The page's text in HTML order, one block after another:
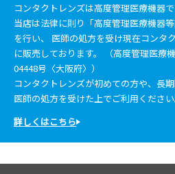
コンタクトレンズは高度管理医療機器で
当店は法律に則り「高度管理医療機器
を行い、 医師の処方を受け現在コンタ
に販売しております。 （高度管理医療
04448号〈大阪府〉）
コンタクトレンズが初めての方や、長
医師の処方を受けた上でご利用ください
詳しくはこちら